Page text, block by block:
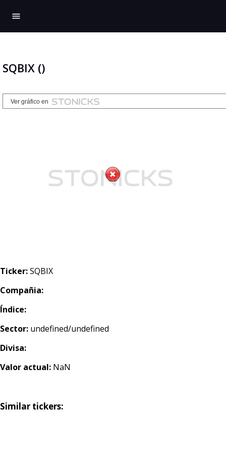
menu
SQBIX ()
Ticker:SQBIX
Compañia:
Índice:
Sector: undefined/undefined
Divisa:
Valor actual: NaN
Similar tickers: